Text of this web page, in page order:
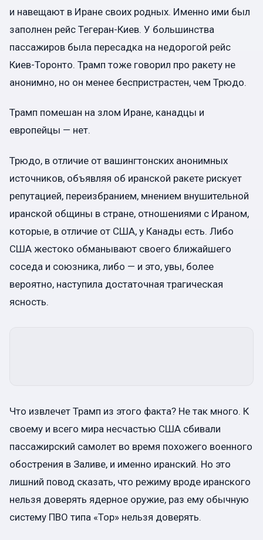
и навещают в Иране своих родных. Именно ими был
заполнен рейс Тегеран-Киев. У большинства
пассажиров была пересадка на недорогой рейс
Киев-Торонто. Трамп тоже говорил про ракету не
анонимно, но он менее беспристрастен, чем Трюдо.
Трамп помешан на злом Иране, канадцы и
европейцы — нет.
Трюдо, в отличие от вашингтонских анонимных
источников, объявляя об иранской ракете рискует
репутацией, переизбранием, мнением внушительной
иранской общины в стране, отношениями с Ираном,
которые, в отличие от США, у Канады есть. Либо
США жестоко обманывают своего ближайшего
соседа и союзника, либо — и это, увы, более
вероятно, наступила достаточная трагическая
ясность.
Что извлечет Трамп из этого факта? Не так много. К
своему и всего мира несчастью США сбивали
пассажирский самолет во время похожего военного
обострения в Заливе, и именно иранский. Но это
лишний повод сказать, что режиму вроде иранского
нельзя доверять ядерное оружие, раз ему обычную
систему ПВО типа «Тор» нельзя доверять.